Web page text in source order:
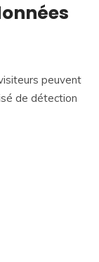
peuvent
de détection